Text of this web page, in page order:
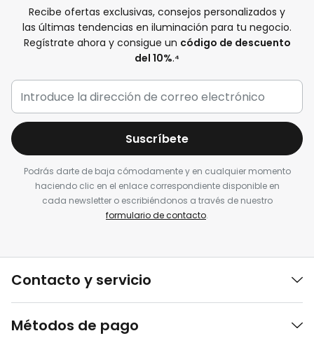
Recibe ofertas exclusivas, consejos personalizados y
las últimas tendencias en iluminación para tu negocio.
Regístrate ahora y consigue un código de descuento
del 10%.⁴
Suscríbete
Podrás darte de baja cómodamente y en cualquier momento
haciendo clic en el enlace correspondiente disponible en
cada newsletter o escribiéndonos a través de nuestro
formulario de contacto.
Contacto y servicio
Métodos de pago